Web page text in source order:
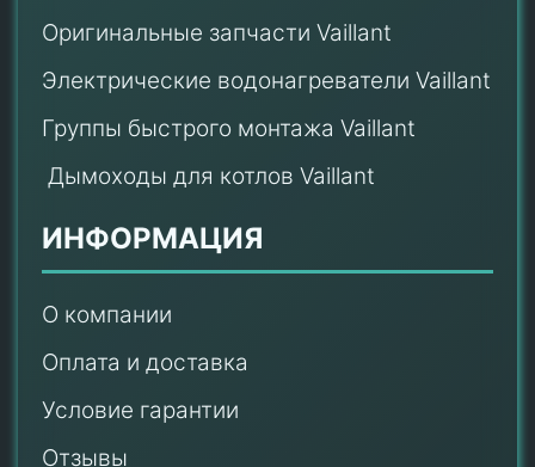
Оригинальные запчасти Vaillant
Электрические водонагреватели Vaillant
Группы быстрого монтажа Vaillant
Дымоходы для котлов Vaillant
ИНФОРМАЦИЯ
О компании
Оплата и доставка
Условие гарантии
Отзывы